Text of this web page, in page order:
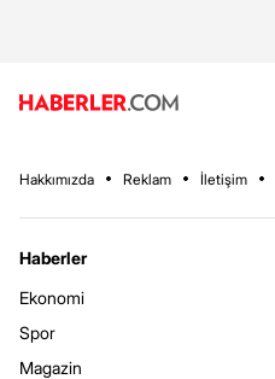
Hakkımızda Reklam İletişim
Haberler
Ekonomi
Spor
Magazin